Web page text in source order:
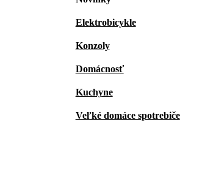
Elektrobicykle
Konzoly
Domácnosť
Kuchyne
Veľké domáce spotrebiče